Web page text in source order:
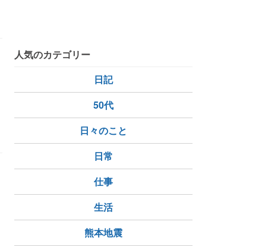
人気のカテゴリー
日記
50代
日々のこと
日常
仕事
生活
熊本地震